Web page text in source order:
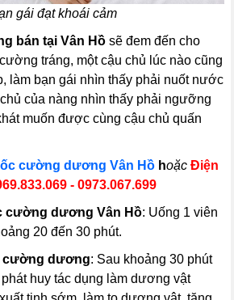
gái đạt khoái cảm
bán tại Vân Hồ sẽ đem đến cho
tráng, một cậu chủ lúc nào cũng
làm bạn gái nhìn thấy phải nuốt nước
của nàng nhìn thấy phải ngưỡng
muốn được cùng cậu chủ quấn
cường dương Vân Hồ hoặc Điện
- 0973.067.699
cường dương Vân Hồ: Uống 1 viên
20 đến 30 phút.
cường dương: Sau khoảng 30 phút
huy tác dụng làm dương vật